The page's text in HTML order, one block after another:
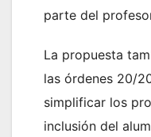
parte del
La propuesta
las órdenes 20/
simplificar los
inclusión del